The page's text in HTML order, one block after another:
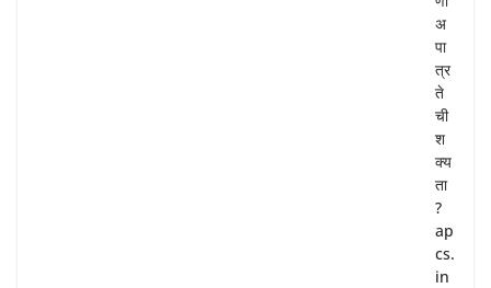
अ
पा
त्र
ते
ची
श
क्य
ता
?
ap
cs.
in